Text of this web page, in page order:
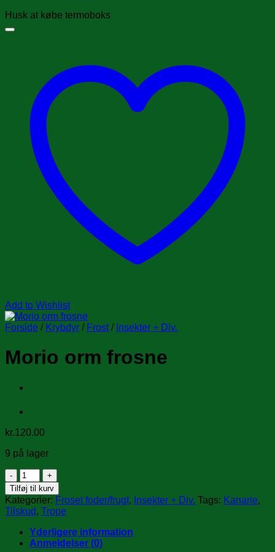
Husk at købe termoboks
Add to Wishlist
Forside / Krybdyr / Frost / Insekter + Div.
Morio orm frosne
kr.120.00
9 på lager
Morio
orm
frosne
antal
Tilføj til kurv
Kategorier: Froset foder/frugt, Insekter + Div. Tags: Kanarie,
Tilskud, Trope
Yderligere information
Anmeldelser (0)